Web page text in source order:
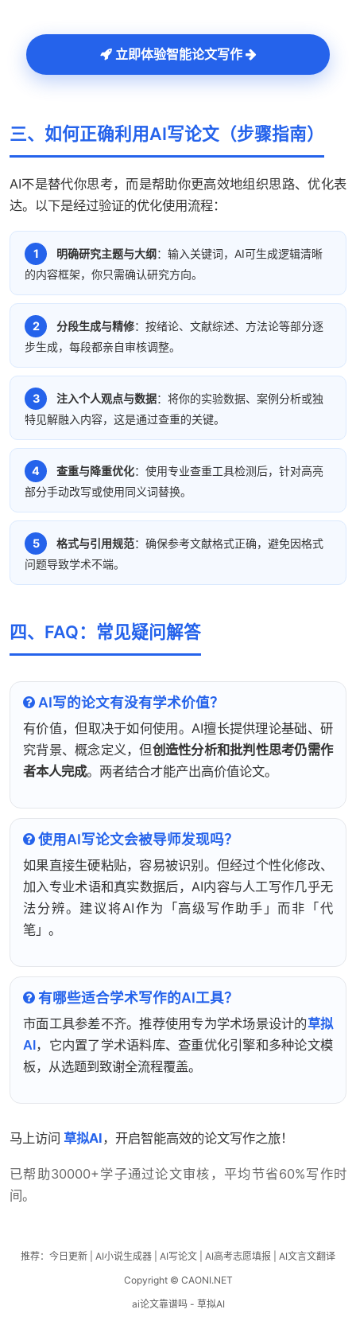
立即体验智能论文写作
三、如何正确利用AI写论文（步骤指南）
AI不是替代你思考，而是帮助你更高效地组织思路、优化表
达。以下是经过验证的优化使用流程：
明确研究主题与大纲：输入关键词，AI可生成逻辑清晰
的内容框架，你只需确认研究方向。
分段生成与精修：按绪论、文献综述、方法论等部分逐
步生成，每段都亲自审核调整。
注入个人观点与数据：将你的实验数据、案例分析或独
特见解融入内容，这是通过查重的关键。
查重与降重优化：使用专业查重工具检测后，针对高亮
部分手动改写或使用同义词替换。
格式与引用规范：确保参考文献格式正确，避免因格式
问题导致学术不端。
四、FAQ：常见疑问解答
AI写的论文有没有学术价值？
有价值，但取决于如何使用。AI擅长提供理论基础、研
究背景、概念定义，但创造性分析和批判性思考仍需作
者本人完成。两者结合才能产出高价值论文。
使用AI写论文会被导师发现吗？
如果直接生硬粘贴，容易被识别。但经过个性化修改、
加入专业术语和真实数据后，AI内容与人工写作几乎无
法分辨。建议将AI作为「高级写作助手」而非「代
笔」。
有哪些适合学术写作的AI工具？
市面工具参差不齐。推荐使用专为学术场景设计的草拟
AI，它内置了学术语料库、查重优化引擎和多种论文模
板，从选题到致谢全流程覆盖。
马上访问 草拟AI ，开启智能高效的论文写作之旅！
已帮助30000+学子通过论文审核，平均节省60%写作时
间。
推荐： 今日更新 AI小说生成器 AI写论文 AI高考志愿填报
AI文言文翻译
Copyright © CAONI.NET
ai论文靠谱吗 - 草拟AI